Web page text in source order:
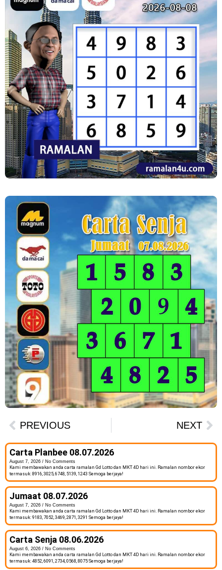
PREVIOUS NEXT
Carta Planbee 08.07.2026
August 7, 2026
No Comments
Kami membawakan anda carta ramalan Gd Lotto dan MKT 4D hari ini. Ramalan nombor ekor
termasuk: 8916, 3025, 6748, 5139, 1243 Semoga berjaya!
Jumaat 08.07.2026
August 7, 2026
No Comments
Kami membawakan anda carta ramalan Gd Lotto dan MKT 4D hari ini. Ramalan nombor ekor
termasuk: 9183, 7052, 3469, 2871, 3291 Semoga berjaya!
Carta Senja 08.06.2026
August 6, 2026
No Comments
Kami membawakan anda carta ramalan Gd Lotto dan MKT 4D hari ini. Ramalan nombor ekor
termasuk: 4852, 6091, 2734, 0568, 8075 Semoga berjaya!